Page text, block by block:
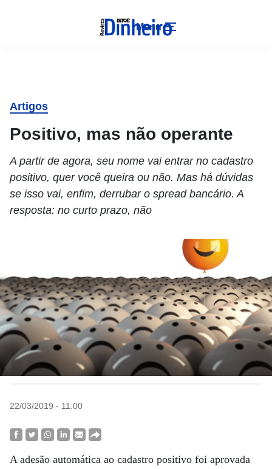
Menu
Artigos
Positivo, mas não operante
A partir de agora, seu nome vai entrar no cadastro
positivo, quer você queira ou não. Mas há dúvidas
se isso vai, enfim, derrubar o spread bancário. A
resposta: no curto prazo, não
22/03/2019 - 11:00
A adesão automática ao cadastro positivo foi aprovada